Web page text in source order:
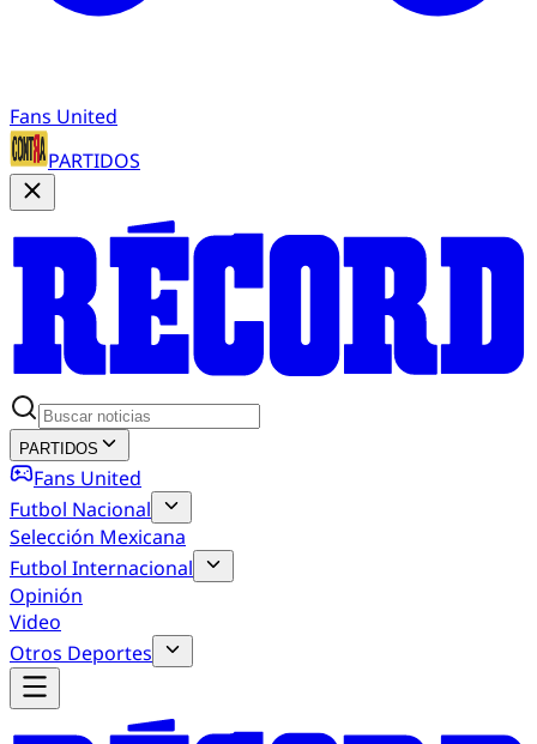
Fans United
PARTIDOS
PARTIDOS
Fans United
Futbol Nacional
Selección Mexicana
Futbol Internacional
Opinión
Video
Otros Deportes